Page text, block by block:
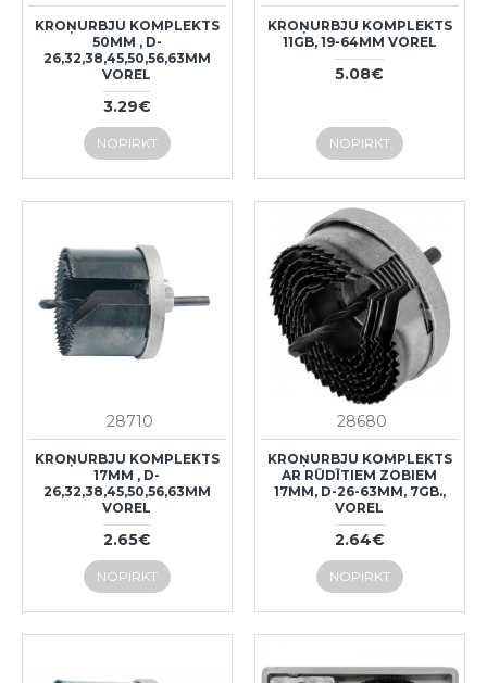
KROŅURBJU KOMPLEKTS
50MM , D-
26,32,38,45,50,56,63MM
VOREL
3.29€
NOPIRKT
KROŅURBJU KOMPLEKTS
11GB, 19-64MM VOREL
5.08€
NOPIRKT
28710
KROŅURBJU KOMPLEKTS
17MM , D-
26,32,38,45,50,56,63MM
VOREL
2.65€
NOPIRKT
28680
KROŅURBJU KOMPLEKTS
AR RŪDĪTIEM ZOBIEM
17MM, D-26-63MM, 7GB.,
VOREL
2.64€
NOPIRKT